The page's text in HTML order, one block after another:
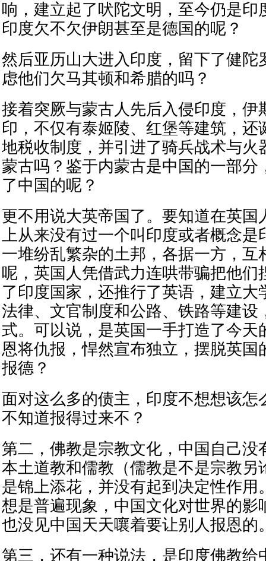
响，建立起了吠陀文明，至今仍是印
印度欠不欠伊朗甚至是德国的呢？
然后亚历山大进入印度，留下了健陀
虑他们欠马其顿和希腊的吗？
接着突厥与蒙古人先后入侵印度，伊
印，不仅有泰姬陵、红堡等建筑，还
地税收制度，并引进了骑兵战术与火
蒙古吗？鉴于内蒙古是中国的一部分
了中国的呢？
更不用说大英帝国了。要知道在英国
上从来没有过一个叫印度或者概念是
一堆纷乱繁杂的土邦，各据一方，互
呢，英国人凭借武力连哄带骗把他们
了印度国家，还推行了英语，建立大
法律、文官制度和公路、铁路等建设
式。可以说，是英国一手打造了今天
恩将仇报，悍然宣布独立，摆脱英国
报德？
面对这么多的债主，印度不想想该怎
不知道报得过来不？
第二，佛教是宗教文化，中国自己没
本土道教和儒教（儒教是不是宗教另
是锦上添花，并没有起到决定性作用
想是普遍现象，中国文化对世界的影
也没见中国天天嚷着要让别人报恩的
第三，还有一种说法，是印度佛教给